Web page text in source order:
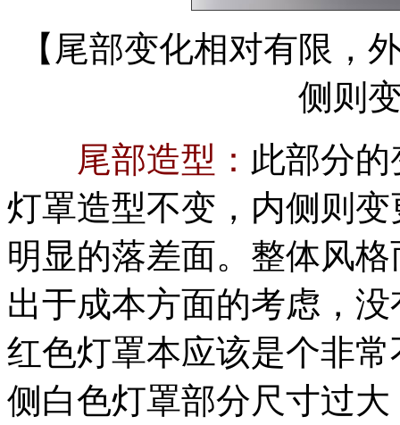
【尾部变化相对有限，
侧则
尾部造型： 此部分
灯罩造型不变，内侧则
明显的落差面。整体风
出于成本方面的考虑，
红色灯罩本应该是个非
侧白色灯罩部分尺寸过